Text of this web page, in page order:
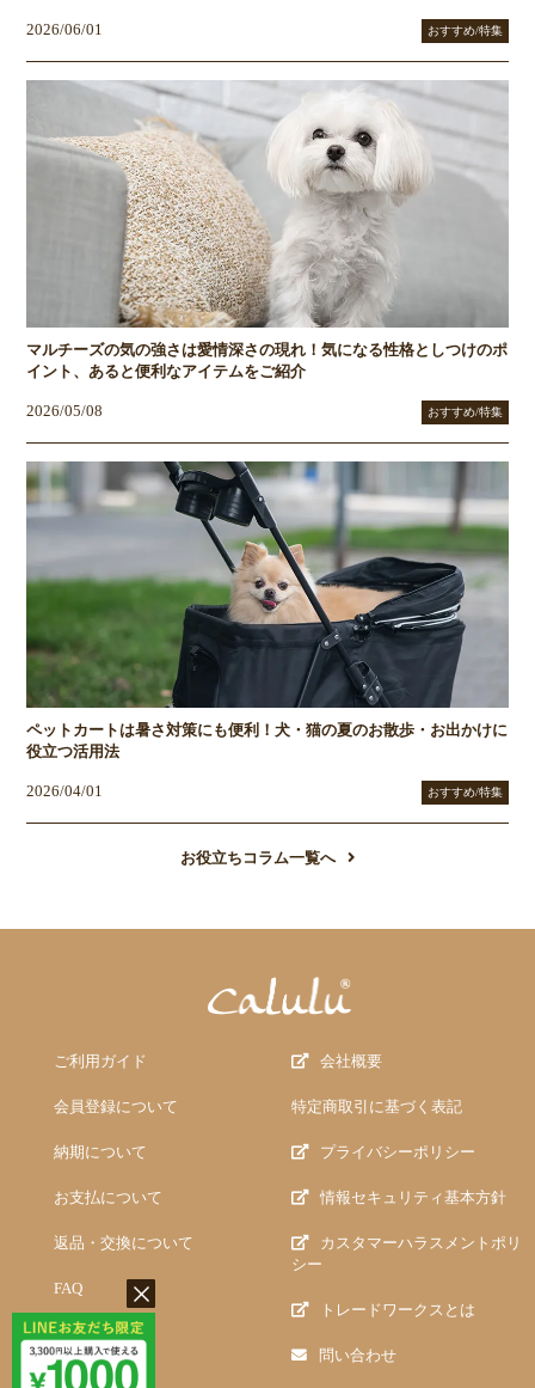
2026/06/01 おすすめ/特集
マルチーズの気の強さは愛情深さの現れ！気になる性格としつけのポ
イント、あると便利なアイテムをご紹介
2026/05/08 おすすめ/特集
ペットカートは暑さ対策にも便利！犬・猫の夏のお散歩・お出かけに
役立つ活用法
2026/04/01 おすすめ/特集
お役立ちコラム一覧へ
ご利用ガイド
会員登録について
納期について
お支払について
返品・交換について
FAQ
会社概要
特定商取引に基づく表記
プライバシーポリシー
情報セキュリティ基本方針
カスタマーハラスメントポリ
シー
トレードワークスとは
問い合わせ